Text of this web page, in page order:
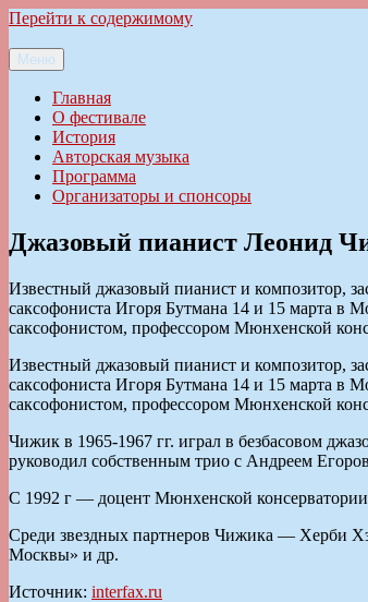
Перейти к содержимому
Ильменский фестиваль авторской песни
Меню
Главная
О фестивале
История
Авторская музыка
Программа
Организаторы и спонсоры
Джазовый пианист Леонид
Известный джазовый пианист и композитор,
cаксофониста Игоря Бутмана 14 и 15 марта в
саксофонистом, профессором Мюнхенской
Известный джазовый пианист и композитор,
cаксофониста Игоря Бутмана 14 и 15 марта в
саксофонистом, профессором Мюнхенской
Чижик в 1965-1967 гг. играл в безбасовом
руководил собственным трио с Андреем
С 1992 г — доцент Мюнхенской
Среди звездных партнеров Чижика — Херби
Моcквы» и др.
Источник: interfax.ru